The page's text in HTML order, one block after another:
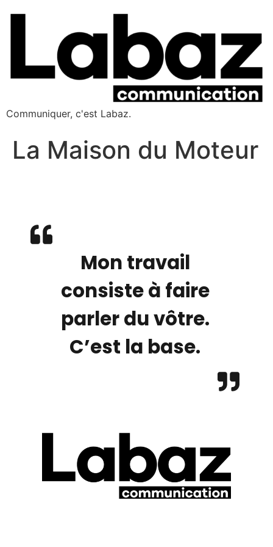
Communiquer, c'est Labaz.
La Maison du Moteur
Mon travail
consiste à faire
parler du vôtre.
C’est la base.